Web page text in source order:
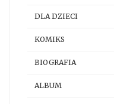
DLA DZIECI
KOMIKS
BIOGRAFIA
ALBUM